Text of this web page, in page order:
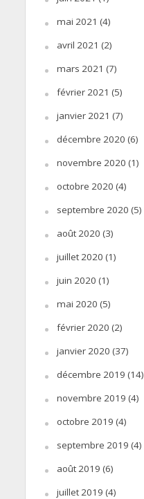
mai 2021 (4)
avril 2021 (2)
mars 2021 (7)
février 2021 (5)
janvier 2021 (7)
décembre 2020 (6)
novembre 2020 (1)
octobre 2020 (4)
septembre 2020 (5)
août 2020 (3)
juillet 2020 (1)
juin 2020 (1)
mai 2020 (5)
février 2020 (2)
janvier 2020 (37)
décembre 2019 (14)
novembre 2019 (4)
octobre 2019 (4)
septembre 2019 (4)
août 2019 (6)
juillet 2019 (4)